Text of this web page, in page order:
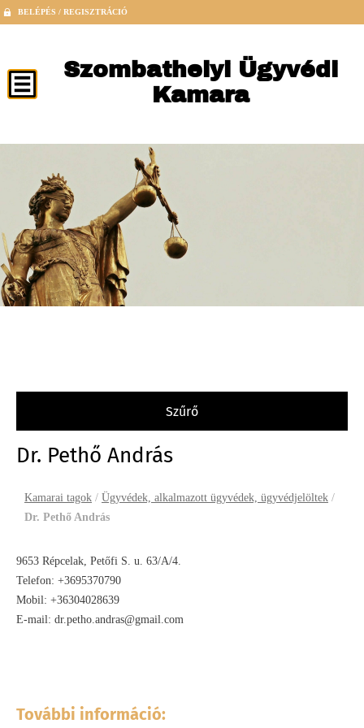
BELÉPÉS / REGISZTRÁCIÓ
Szombathelyi Ügyvédi
Kamara
szűrő
Dr. Pethő András
Kamarai tagok / Ügyvédek, alkalmazott ügyvédek, ügyvédjelöltek /
Dr. Pethő András
9653 Répcelak, Petőfi S. u. 63/A/4.
Telefon: +3695370790
Mobil: +36304028639
E-mail: dr.petho.andras@gmail.com
További információ: